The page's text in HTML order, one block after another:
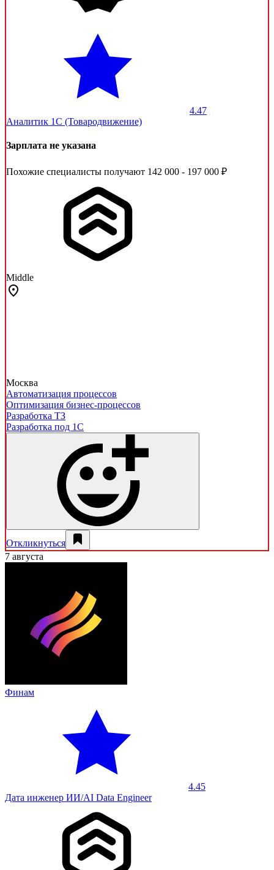
4.47
Аналитик 1С (Товародвижение)
Зарплата не указана
Похожие специалисты получают 142 000 - 197 000 ₽
Middle
Москва
Автоматизация процессов
Оптимизация бизнес-процессов
Разработка ТЗ
Разработка под 1С
Откликнуться
7 августа
Финам
4.45
Дата инженер ИИ/AI Data Engineer